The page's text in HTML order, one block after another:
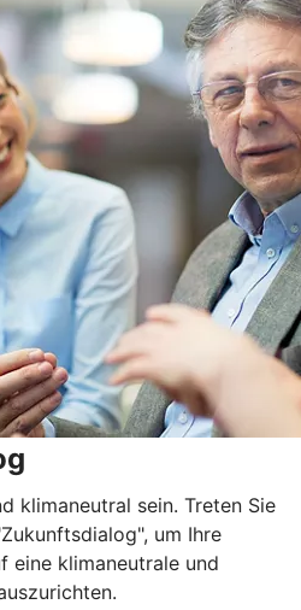
klimaneutral sein. Treten Sie
um Ihre
eine klimaneutrale und